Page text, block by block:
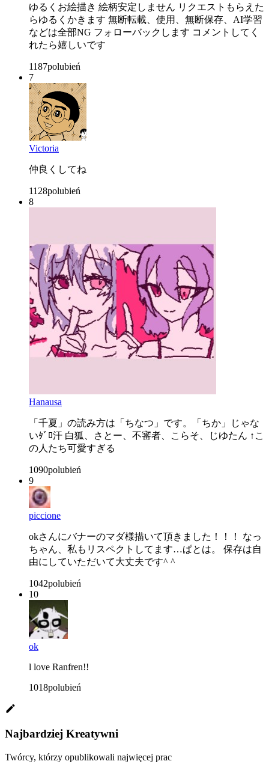
ゆるくお絵描き 絵柄安定しません リクエストもらえた
らゆるくかきます 無断転載、使用、無断保存、AI学習
などは全部NG フォローバックします コメントしてく
れたら嬉しいです
1187polubień
7
Victoria
仲良くしてね
1128polubień
8
Hanausa
「千夏」の読み方は「ちなつ」です。「ちか」じゃな
いﾀﾞﾛ汗 白狐、さとー、不審者、こらそ、じゆたん ↑こ
の人たち可愛すぎる
1090polubień
9
piccione
okさんにバナーのマダ様描いて頂きました！！！ なっ
ちゃん、私もリスペクトしてます…ぱとは。 保存は自
由にしていただいて大丈夫です^ ^
1042polubień
10
ok
l love Ranfren!!
1018polubień
Najbardziej Kreatywni
Twórcy, którzy opublikowali najwięcej prac